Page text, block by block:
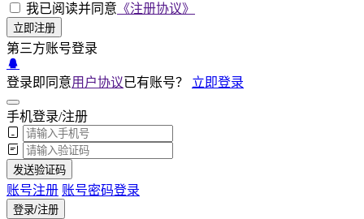
我已阅读并同意 《注册协议》
立即注册
第三方账号登录
登录即同意用户协议已有账号？ 立即登录
手机登录/注册
发送验证码
账号注册 账号密码登录
登录/注册